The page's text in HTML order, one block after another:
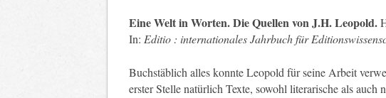
Eine Welt in Worten. Die Quellen von J.H. Leopold.
In: Editio : internationales Jahrbuch für
Buchstäblich alles konnte Leopold für seine Arbeit
erster Stelle natürlich Texte, sowohl literarische als auch